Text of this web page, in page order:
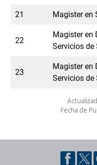
21 Magister en
22
Magister en
Servicios de
23
Magister en
Servicios de
Fecha de
Pie de página con